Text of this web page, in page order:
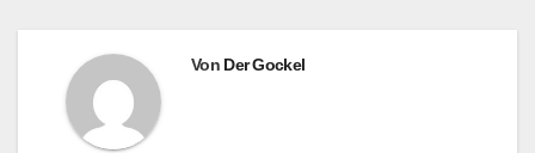
Von Der Gockel